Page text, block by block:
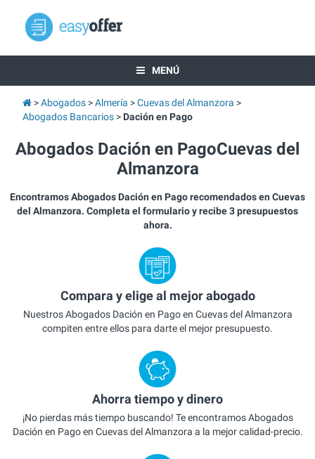
MENÚ
Abogados Almería
Cuevas del Almanzora
Abogados Bancarios
Dación en Pago
Abogados Dación en PagoCuevas del
Almanzora
Encontramos Abogados Dación en Pago recomendados en Cuevas
del Almanzora. Completa el formulario y recibe 3 presupuestos
ahora.
Compara y elige al mejor abogado
Nuestros Abogados Dación en Pago en Cuevas del Almanzora
compiten entre ellos para darte el mejor presupuesto.
Ahorra tiempo y dinero
¡No pierdas más tiempo buscando! Te encontramos Abogados
Dación en Pago en Cuevas del Almanzora a la mejor calidad-precio.